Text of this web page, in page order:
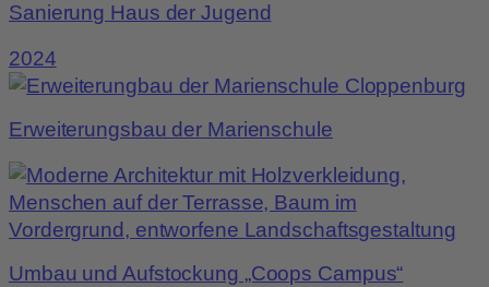
Sanierung Haus der Jugend
2024
Erweiterungsbau der Marienschule
Umbau und Aufstockung „Coops Campus“